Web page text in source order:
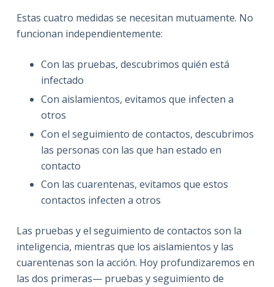
Estas cuatro medidas se necesitan mutuamente. No
funcionan independientemente:
Con las pruebas, descubrimos quién está
infectado
Con aislamientos, evitamos que infecten a
otros
Con el seguimiento de contactos, descubrimos
las personas con las que han estado en
contacto
Con las cuarentenas, evitamos que estos
contactos infecten a otros
Las pruebas y el seguimiento de contactos son la
inteligencia, mientras que los aislamientos y las
cuarentenas son la acción. Hoy profundizaremos en
las dos primeras— pruebas y seguimiento de